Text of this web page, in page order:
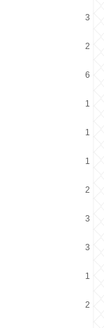
3
2
6
1
1
1
2
3
3
1
2